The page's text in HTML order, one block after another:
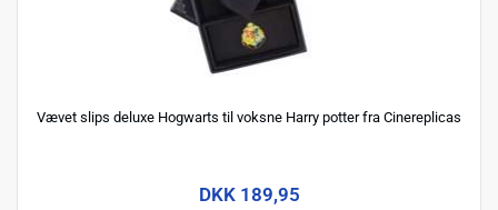
Vævet slips deluxe Hogwarts til voksne Harry potter fra Cinereplicas
DKK 189,95